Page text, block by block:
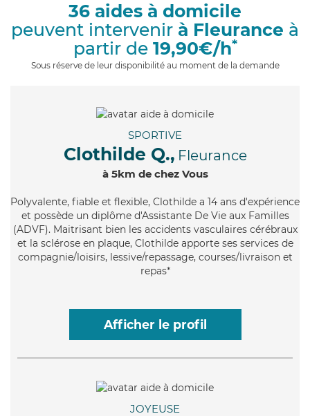
i
36 aides à domicile
peuvent intervenir à Fleurance à
partir de 19,90€/h*
Sous réserve de leur disponibilité au moment de la demande
SPORTIVE
Clothilde Q., Fleurance
à 5km de chez Vous
Polyvalente, fiable et flexible, Clothilde a 14 ans d'expérience
et possède un diplôme d'Assistante De Vie aux Familles
(ADVF). Maitrisant bien les accidents vasculaires cérébraux
et la sclérose en plaque, Clothilde apporte ses services de
compagnie/loisirs, lessive/repassage, courses/livraison et
repas*
Afficher le profil
JOYEUSE